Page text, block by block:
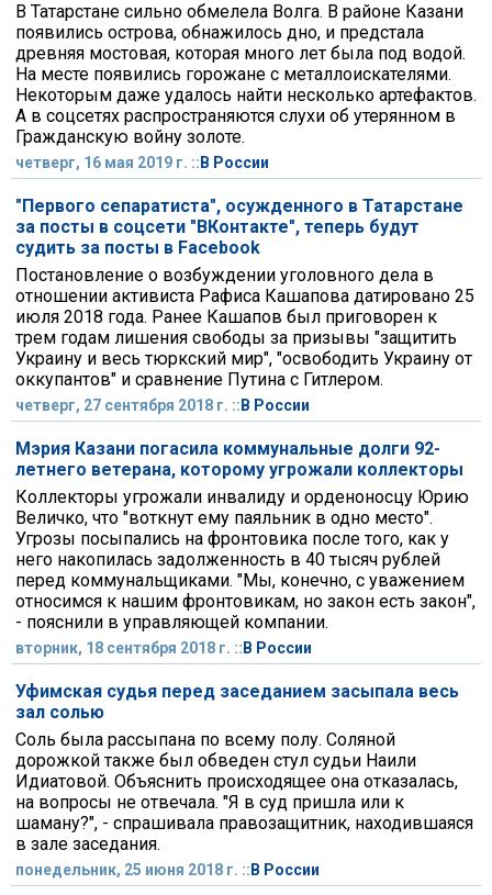
В Татарстане сильно обмелела Волга. В районе Казани
появились острова, обнажилось дно, и предстала
древняя мостовая, которая много лет была под водой.
На месте появились горожане с металлоискателями.
Некоторым даже удалось найти несколько артефактов.
А в соцсетях распространяются слухи об утерянном в
Гражданскую войну золоте.
четверг, 16 мая 2019 г. :: В России
"Первого сепаратиста", осужденного в Татарстане
за посты в соцсети "ВКонтакте", теперь будут
судить за посты в Facebook
Постановление о возбуждении уголовного дела в
отношении активиста Рафиса Кашапова датировано 25
июля 2018 года. Ранее Кашапов был приговорен к
трем годам лишения свободы за призывы "защитить
Украину и весь тюркский мир", "освободить Украину от
оккупантов" и сравнение Путина с Гитлером.
четверг, 27 сентября 2018 г. :: В России
Мэрия Казани погасила коммунальные долги 92-
летнего ветерана, которому угрожали коллекторы
Коллекторы угрожали инвалиду и орденоносцу Юрию
Величко, что "воткнут ему паяльник в одно место".
Угрозы посыпались на фронтовика после того, как у
него накопилась задолженность в 40 тысяч рублей
перед коммунальщиками. "Мы, конечно, с уважением
относимся к нашим фронтовикам, но закон есть закон",
- пояснили в управляющей компании.
вторник, 18 сентября 2018 г. :: В России
Уфимская судья перед заседанием засыпала весь
зал солью
Соль была рассыпана по всему полу. Соляной
дорожкой также был обведен стул судьи Наили
Идиатовой. Объяснить происходящее она отказалась,
на вопросы не отвечала. "Я в суд пришла или к
шаману?", - спрашивала правозащитник, находившаяся
в зале заседания.
понедельник, 25 июня 2018 г. :: В России